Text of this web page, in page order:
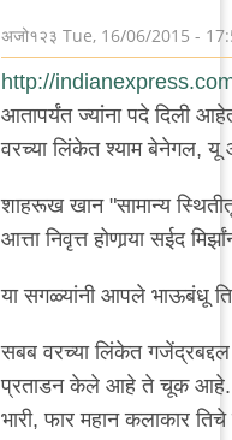
अजो१२३ Tue, 16/06/2015 -
In
reply
खेद
वाटला.
काही
भुस्कुटे
http://
आतापर्यंत ज्यांना पदे दिली
वरच्या लिंकेत श्याम बेनेगल, यू
शाहरूख खान "सामान्य
आत्ता निवृत्त होणार्‍या सईद
या सगळ्यांनी आपले भाऊबंधू
सबब वरच्या लिंकेत
प्रताडन केले आहे ते चूक आहे.
भारी, फार महान कलाकार